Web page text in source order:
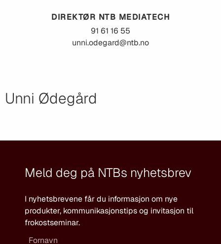
DIREKTØR NTB MEDIATECH
91 61 16 55
unni.odegard@ntb.no
Unni Ødegård
Meld deg på NTBs nyhetsbrev
I nyhetsbrevene får du informasjon om nye
produkter, kommunikasjonstips og invitasjon til
frokostseminar.